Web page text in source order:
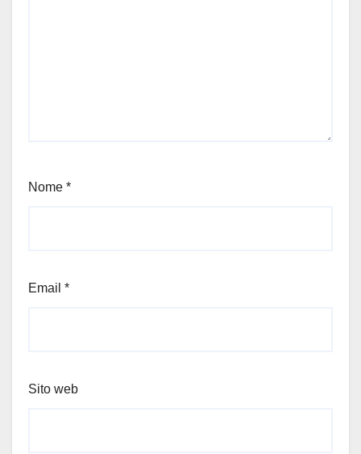
Nome *
Email *
Sito web